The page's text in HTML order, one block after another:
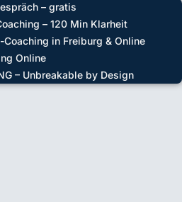
– gratis
– 120 Min Klarheit
Coaching in Freiburg & Online
Online
– Unbreakable by Design